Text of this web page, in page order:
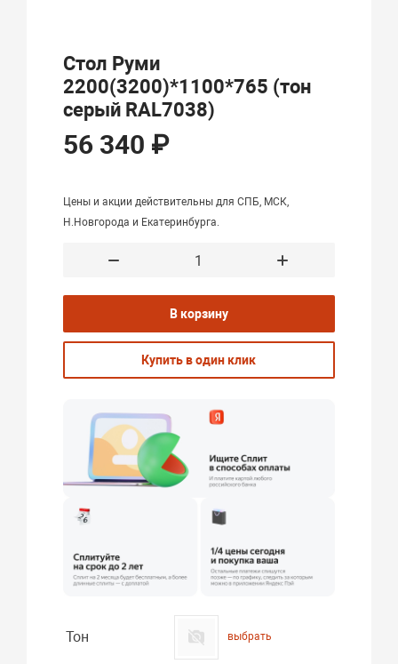
Стол Руми
2200(3200)*1100*765 (тон
серый RAL7038)
56 340 ₽
Цены и акции действительны для СПБ, МСК,
Н.Новгорода и Екатеринбурга.
В корзину
Купить в один клик
Тон выбрать